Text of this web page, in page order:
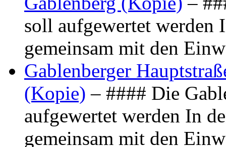
soll aufgewertet werden
gemeinsam mit den
Gablenberger
(Kopie) – #### Die
aufgewertet werden In
gemeinsam mit den